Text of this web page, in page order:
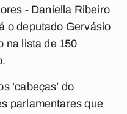
- Daniella Ribeiro
o deputado Gervásio
na lista de 150
‘cabeças’ do
parlamentares que